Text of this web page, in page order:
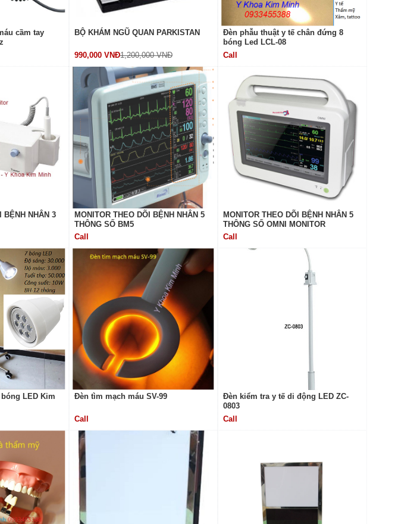
cầm tay
BỘ KHÁM NGŨ QUAN PARKISTAN
990,000 VNĐ1,200,000 VNĐ
Đèn phẫu thuật y tế chân đứng 8
bóng Led LCL-08
Call
BỆNH NHÂN 3
MONITOR THEO DÕI BỆNH NHÂN 5
THÔNG SỐ BM5
Call
MONITOR THEO DÕI BỆNH NHÂN 5
THÔNG SỐ OMNI MONITOR
Call
LED Kim
Đèn tìm mạch máu SV-99
Call
Đèn kiểm tra y tế di động LED ZC-
0803
Call